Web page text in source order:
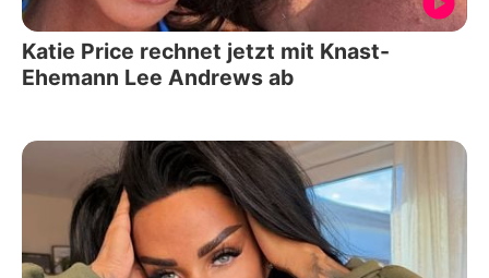
Katie Price rechnet jetzt mit Knast-
Ehemann Lee Andrews ab